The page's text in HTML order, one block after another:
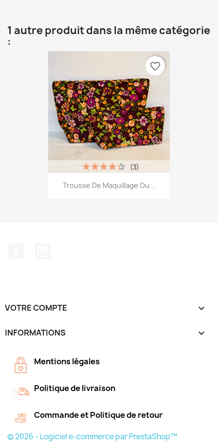
1 autre produit dans la même catégorie
:
Trousse De Maquillage Ou...
(3)
favorite_border
VOTRE COMPTE 
INFORMATIONS keyboard_arrow_down
Mentions légales
Politique de livraison
Commande et Politique de retour
© 2026 - Logiciel e-commerce par PrestaShop™